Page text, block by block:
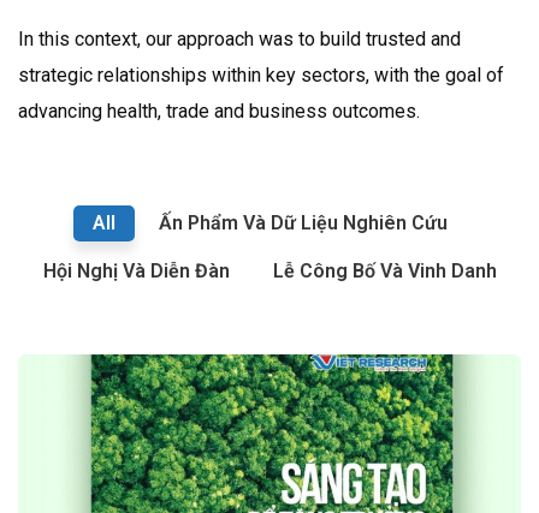
In this context, our approach was to build trusted and
strategic relationships within key sectors, with the goal of
advancing health, trade and business outcomes.
All Ấn Phẩm Và Dữ Liệu Nghiên Cứu
Hội Nghị Và Diễn Đàn Lễ Công Bố Và Vinh Danh